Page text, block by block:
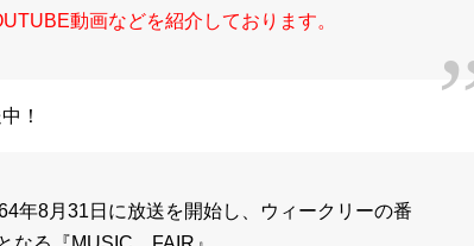
動画などを紹介しております。
！
年8月31日に放送を開始し、ウィークリーの番